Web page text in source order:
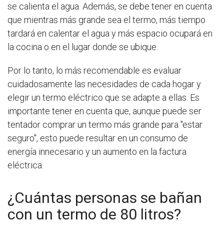
se calienta el agua. Además, se debe tener en cuenta
que mientras más grande sea el termo, más tiempo
tardará en calentar el agua y más espacio ocupará en
la cocina o en el lugar donde se ubique.
Por lo tanto, lo más recomendable es evaluar
cuidadosamente las necesidades de cada hogar y
elegir un termo eléctrico que se adapte a ellas. Es
importante tener en cuenta que, aunque puede ser
tentador comprar un termo más grande para "estar
seguro", esto puede resultar en un consumo de
energía innecesario y un aumento en la factura
eléctrica.
¿Cuántas personas se bañan
con un termo de 80 litros?